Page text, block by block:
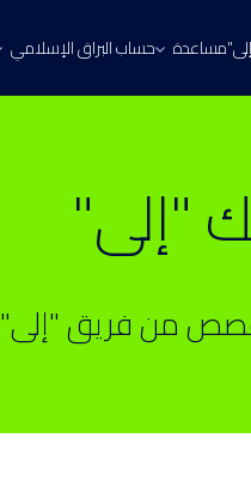
مساعدة حساب البراق الإسلامي
"إلى"
من فريق "إلى"